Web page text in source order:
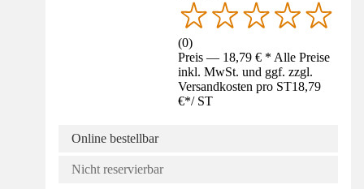
(0)
Preis — 18,79 € * Alle Preise
inkl. MwSt. und ggf. zzgl.
Versandkosten pro ST18,79
€*/ ST
Online bestellbar
Nicht reservierbar